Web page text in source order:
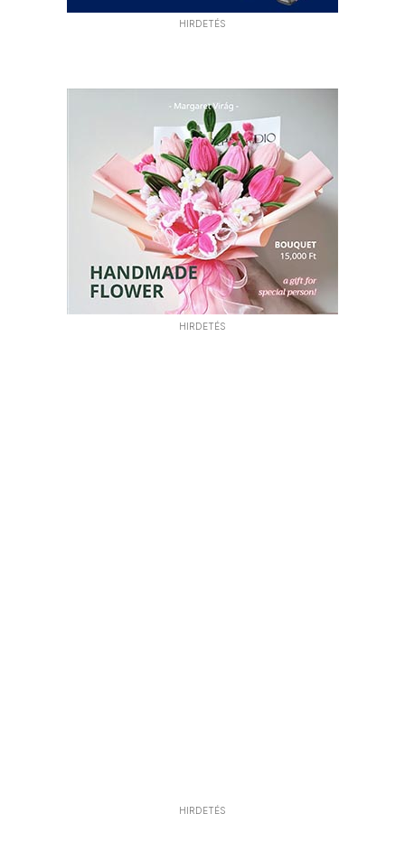
HIRDETÉS
HIRDETÉS
HIRDETÉS